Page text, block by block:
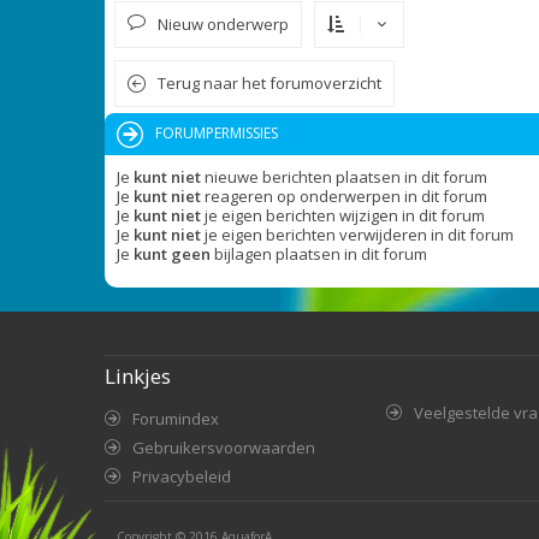
Nieuw onderwerp
Terug naar het forumoverzicht
FORUMPERMISSIES
Je kunt nietnieuwe berichten plaatsen in dit forum
Je kunt nietreageren op onderwerpen in dit forum
Je kunt nietje eigen berichten wijzigen in dit forum
Je kunt nietje eigen berichten verwijderen in dit forum
Je kunt geen bijlagen plaatsen in dit forum
Linkjes
Forumindex
Gebruikersvoorwaarden
Privacybeleid
Veelgestelde